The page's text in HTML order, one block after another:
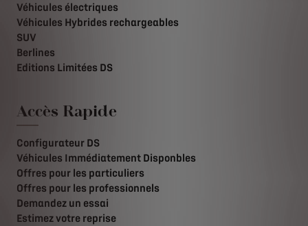
Véhicules électriques
Véhicules Hybrides rechargeables
SUV
Berlines
Editions Limitées DS
Accès Rapide
Configurateur DS
Véhicules Immédiatement Disponbles
Offres pour les particuliers
Offres pour les professionnels
Demandez un essai
Estimez votre reprise